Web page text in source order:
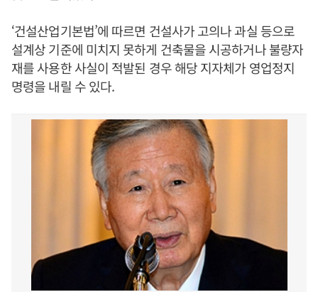
‘건설산업기본법’에 따르면 건설사가 고의나 과실 등으로
설계상 기준에 미치지 못하게 건축물을 시공하거나 불량자
재를 사용한 사실이 적발된 경우 해당 지자체가 영업정지
명령을 내릴 수 있다.